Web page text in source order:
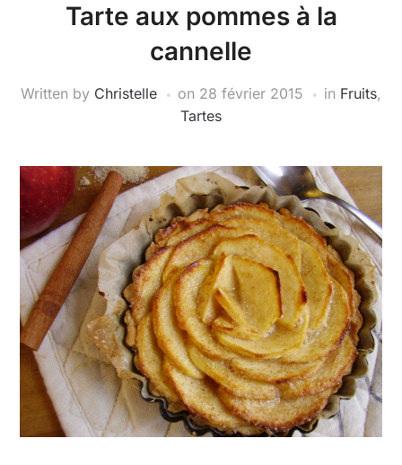
Tarte aux pommes à la
cannelle
Written by Christelle on 28 février 2015 in Fruits,
Tartes